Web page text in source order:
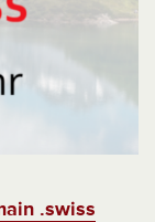
.swiss